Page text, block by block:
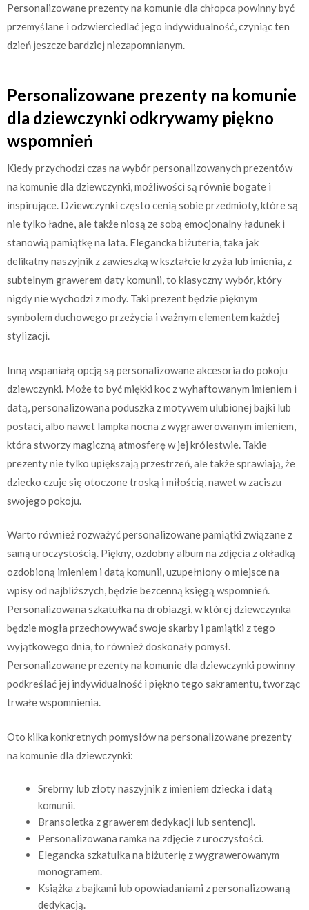
Personalizowane prezenty na komunie dla chłopca powinny być
przemyślane i odzwierciedlać jego indywidualność, czyniąc ten
dzień jeszcze bardziej niezapomnianym.
Personalizowane prezenty na komunie
dla dziewczynki odkrywamy piękno
wspomnień
Kiedy przychodzi czas na wybór personalizowanych prezentów
na komunie dla dziewczynki, możliwości są równie bogate i
inspirujące. Dziewczynki często cenią sobie przedmioty, które są
nie tylko ładne, ale także niosą ze sobą emocjonalny ładunek i
stanowią pamiątkę na lata. Elegancka biżuteria, taka jak
delikatny naszyjnik z zawieszką w kształcie krzyża lub imienia, z
subtelnym grawerem daty komunii, to klasyczny wybór, który
nigdy nie wychodzi z mody. Taki prezent będzie pięknym
symbolem duchowego przeżycia i ważnym elementem każdej
stylizacji.
Inną wspaniałą opcją są personalizowane akcesoria do pokoju
dziewczynki. Może to być miękki koc z wyhaftowanym imieniem i
datą, personalizowana poduszka z motywem ulubionej bajki lub
postaci, albo nawet lampka nocna z wygrawerowanym imieniem,
która stworzy magiczną atmosferę w jej królestwie. Takie
prezenty nie tylko upiększają przestrzeń, ale także sprawiają, że
dziecko czuje się otoczone troską i miłością, nawet w zaciszu
swojego pokoju.
Warto również rozważyć personalizowane pamiątki związane z
samą uroczystością. Piękny, ozdobny album na zdjęcia z okładką
ozdobioną imieniem i datą komunii, uzupełniony o miejsce na
wpisy od najbliższych, będzie bezcenną księgą wspomnień.
Personalizowana szkatułka na drobiazgi, w której dziewczynka
będzie mogła przechowywać swoje skarby i pamiątki z tego
wyjątkowego dnia, to również doskonały pomysł.
Personalizowane prezenty na komunie dla dziewczynki powinny
podkreślać jej indywidualność i piękno tego sakramentu, tworząc
trwałe wspomnienia.
Oto kilka konkretnych pomysłów na personalizowane prezenty
na komunie dla dziewczynki:
Srebrny lub złoty naszyjnik z imieniem dziecka i datą
komunii.
Bransoletka z grawerem dedykacji lub sentencji.
Personalizowana ramka na zdjęcie z uroczystości.
Elegancka szkatułka na biżuterię z wygrawerowanym
monogramem.
Książka z bajkami lub opowiadaniami z personalizowaną
dedykacją.